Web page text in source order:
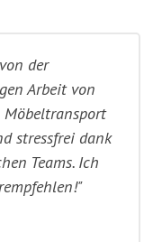
der
Arbeit von
Möbeltransport
stressfrei dank
Teams. Ich